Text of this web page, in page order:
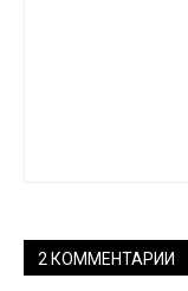
2 КОММЕНТАРИИ